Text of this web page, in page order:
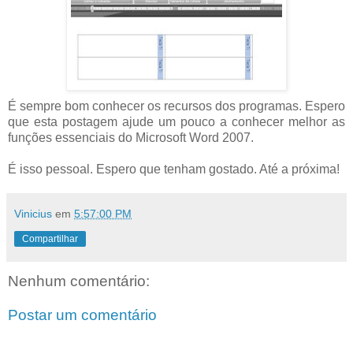
É sempre bom conhecer os recursos dos programas. Espero
que esta postagem ajude um pouco a conhecer melhor as
funções essenciais do Microsoft Word 2007.
É isso pessoal. Espero que tenham gostado. Até a próxima!
Vinicius em 5:57:00 PM
Compartilhar
Nenhum comentário:
Postar um comentário